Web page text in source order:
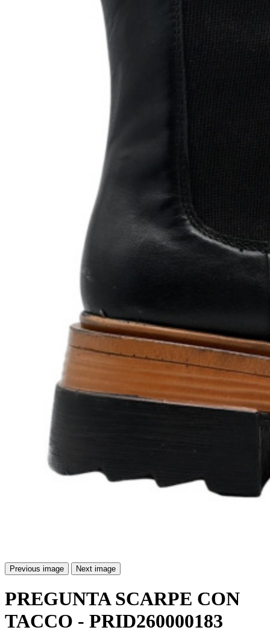
Previous image Next image
PREGUNTA SCARPE CON
TACCO - PRID260000183